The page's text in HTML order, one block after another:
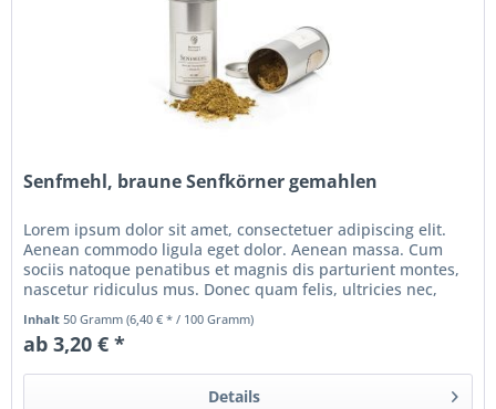
Senfmehl, braune Senfkörner gemahlen
Lorem ipsum dolor sit amet, consectetuer adipiscing elit.
Aenean commodo ligula eget dolor. Aenean massa. Cum
sociis natoque penatibus et magnis dis parturient montes,
nascetur ridiculus mus. Donec quam felis, ultricies nec,
Inhalt50 Gramm(6,40 € * / 100 Gramm)
ab 3,20 € *
Details